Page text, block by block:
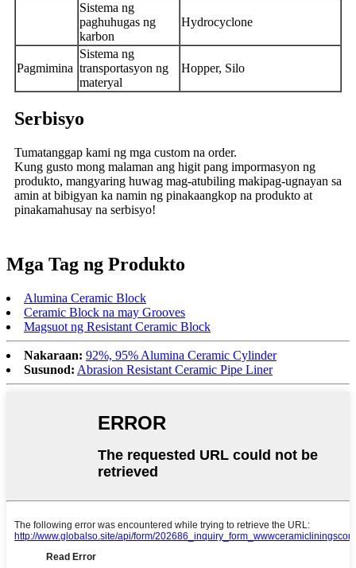
Sistema ng
paghuhugas ng
karbon
Hydrocyclone
Pagmimina
Sistema ng
transportasyon ng
materyal
Hopper, Silo
Serbisyo
Tumatanggap kami ng mga custom na order.
Kung gusto mong malaman ang higit pang impormasyon ng
produkto, mangyaring huwag mag-atubiling makipag-ugnayan sa
amin at bibigyan ka namin ng pinakaangkop na produkto at
pinakamahusay na serbisyo!
Mga Tag ng Produkto
Alumina Ceramic Block
Ceramic Block na may Grooves
Magsuot ng Resistant Ceramic Block
Nakaraan: 92%, 95% Alumina Ceramic Cylinder
Susunod: Abrasion Resistant Ceramic Pipe Liner